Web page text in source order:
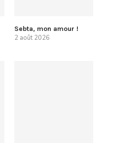
Sebta, mon amour !
2 août 2026